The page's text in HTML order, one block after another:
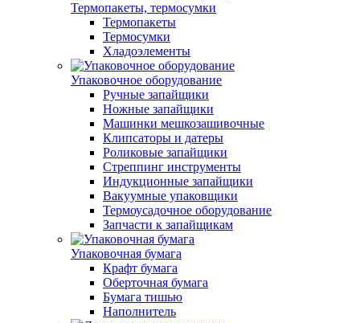
Термопакеты, термосумки
Термопакеты
Термосумки
Хладоэлементы
Упаковочное оборудование
Ручные запайщики
Ножные запайщики
Машинки мешкозашивочные
Клипсаторы и датеры
Роликовые запайщики
Стреппинг инструменты
Индукционные запайщики
Вакуумные упаковщики
Термоусадочное оборудование
Запчасти к запайщикам
Упаковочная бумага
Крафт бумага
Оберточная бумага
Бумага тишью
Наполнитель